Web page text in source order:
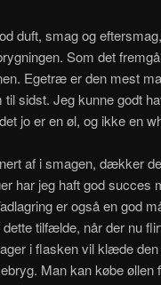
duft, smag og
Som det
Egetræ er den mest
sidst. Jeg kunne godt
jo er en øl, og ikke en
af i smagen, dækker
har jeg haft god succes
er også en god
tilfælde, når der nu
i flasken vil klæde
Man kan købe øllen